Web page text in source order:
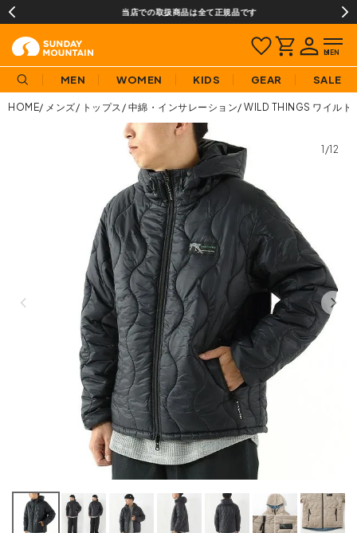
当店での取扱商品は全て正規品です
MEN WOMEN KIDS GEAR SALE
HOME メンズ トップス 中綿・インサレーション WILD THINGS ワイルド
1/12